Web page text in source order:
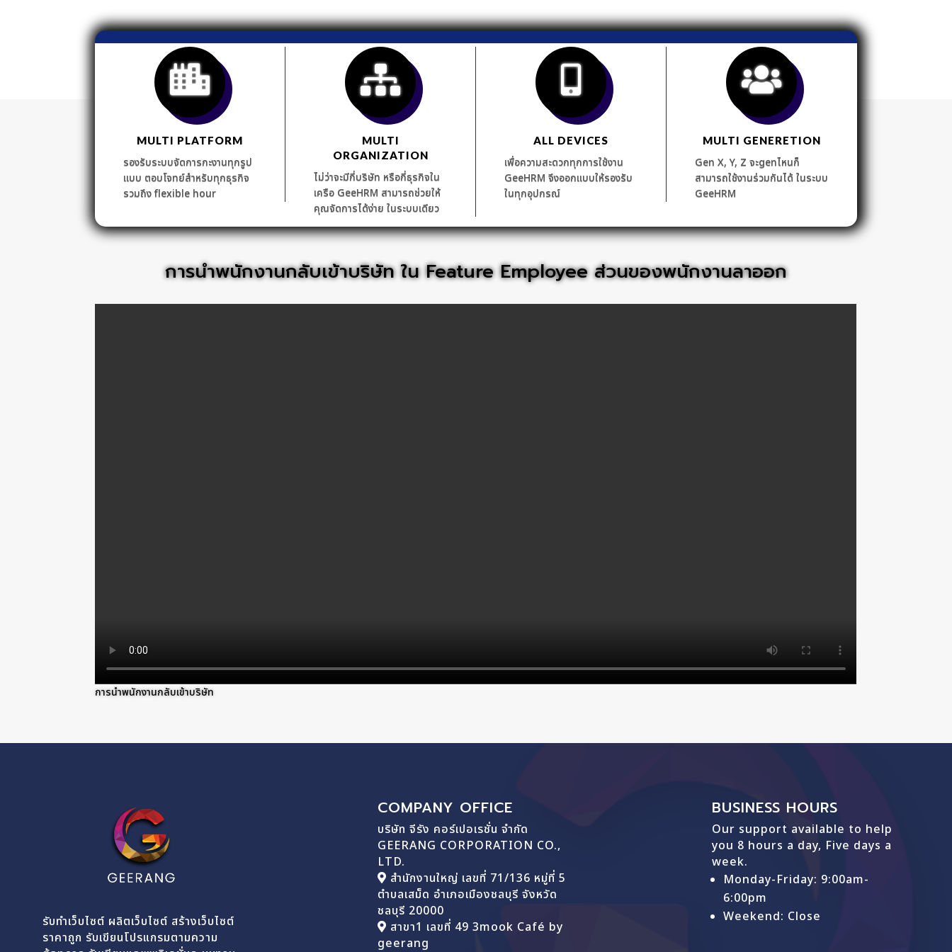
MULTI PLATFORM
รองรับระบบจัดการกะงานทุกรูป
แบบ ตอบโจทย์สำหรับทุกธุรกิจ
รวมถึง flexible hour
MULTI
ORGANIZATION
ไม่ว่าจะมีกี่บริษัท หรือกี่ธุรกิจใน
เครือ GeeHRM สามารถช่วยให้
คุณจัดการได้ง่าย ในระบบเดียว
ALL DEVICES
เพื่อความสะดวกทุกการใช้งาน
GeeHRM จึงออกแบบให้รองรับ
ในทุกอุปกรณ์
MULTI GENERETION
Gen X, Y, Z จะgenไหนก็
สามารถใช้งานร่วมกันได้ ในระบบ
GeeHRM
การนำพนักงานกลับเข้าบริษัท ใน Feature Employee ส่วนของพนักงานลาออก
การนำพนักงานกลับเข้าบริษัท
รับทำเว็บไซต์ ผลิตเว็บไซต์ สร้างเว็บไซต์
ราคาถูก รับเขียนโปรแกรมตามความ
COMPANY OFFICE
บริษัท จีรัง คอร์เปอเรชั่น จำกัด
GEERANG CORPORATION CO.,
LTD.
สำนักงานใหญ่ เลขที่ 71/136 หมู่ที่ 5
ตำบลเสม็ด อำเภอเมืองชลบุรี จังหวัด
ชลบุรี 20000
สาขา1 เลขที่ 49 3mook Café by
geerang
BUSINESS HOURS
Our support available to help
you 8 hours a day, Five days a
week.
Monday-Friday: 9:00am-
6:00pm
Weekend: Close